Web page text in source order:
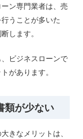
ン専門業者は、売
うことが多いた
します。
ビジネスローンで
があります。
類が少ない
きなメリットは、